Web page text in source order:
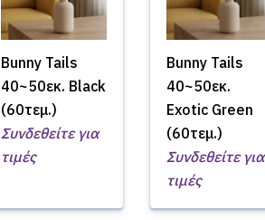
Bunny Tails
40~50εκ. Black
(60τεμ.)
Συνδεθείτε για
τιμές
Bunny Tails
40~50εκ.
Exotic Green
(60τεμ.)
Συνδεθείτε για
τιμές